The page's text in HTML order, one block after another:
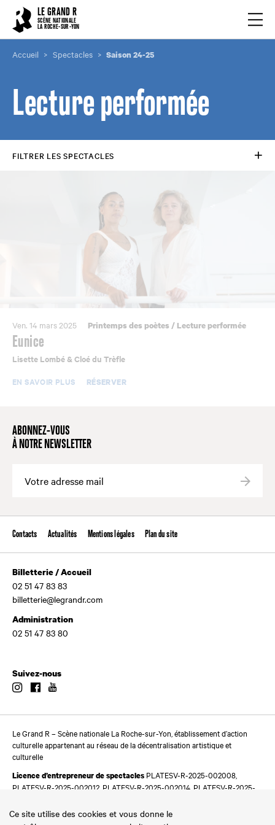
LE GRAND R
SCÈNE NATIONALE
LA ROCHE-SUR-YON
Accueil Spectacles Saison 24-25
Lecture performée
FILTRER LES SPECTACLES
Ven. 14 mars 2025 Printemps des poètes / Lecture performée
Eunice
Lisette Lombé & Cloé du Trèfle
EN SAVOIR PLUS
RÉSERVER
ABONNEZ-VOUS
À NOTRE NEWSLETTER
Contacts Actualités Mentions légales Plan du site
Billetterie / Accueil
02 51 47 83 83
billetterie@legrandr.com
Administration
02 51 47 83 80
Suivez-nous
InstagramFacebook
Le Grand R – Scène nationale La Roche-sur-Yon, établissement d’action
culturelle appartenant au réseau de la décentralisation artistique et
culturelle
Licence d’entrepreneur de spectacles PLATESV-R-2025-002008,
PLATESV-R-2025-002012, PLATESV-R-2025-002014, PLATESV-R-2025-
Cookies management panel
Ce site utilise des cookies et vous donne le